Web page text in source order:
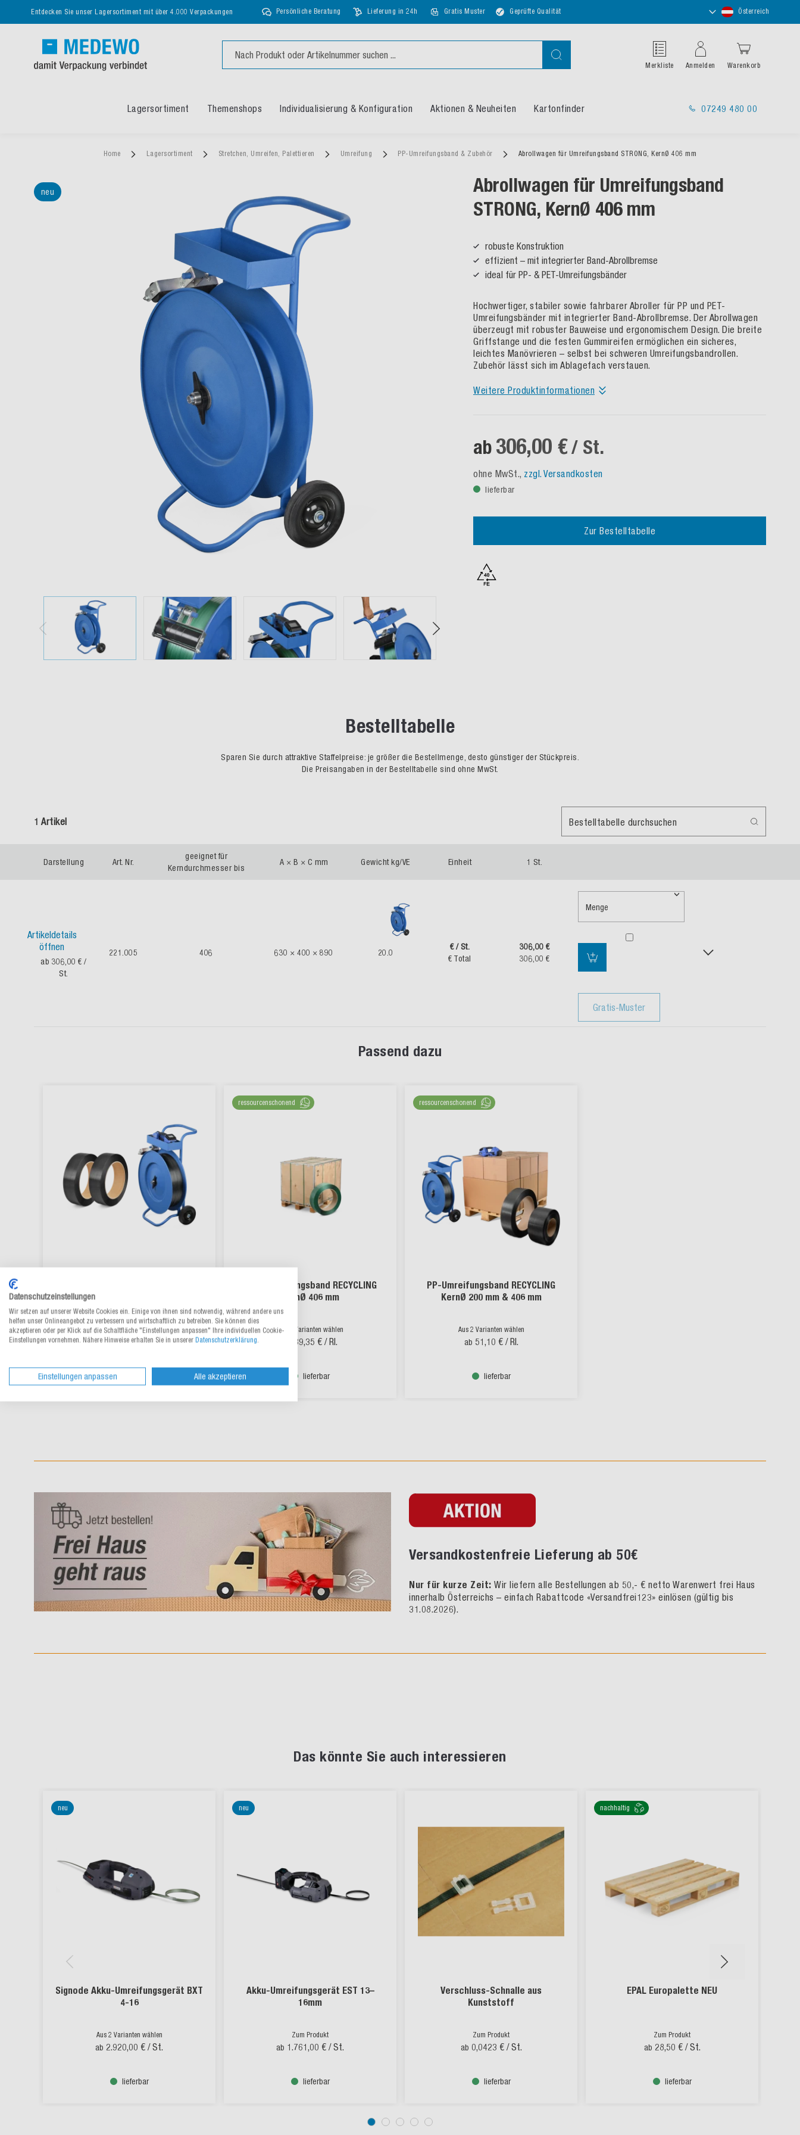
Entdecken Sie unser Lagersortiment mit über 4.000 Verpackungen Persönliche Beratung Lieferung in 24h Gratis Muster Geprüfte Qualität
Store
auswählen
Österreich
Suche
Merkliste Anmelden Warenkorb
Lagersortiment Themenshops Individualisierung & Konfiguration Aktionen & Neuheiten Kartonfinder 07249 480 00
Home Lagersortiment Stretchen, Umreifen, Palettieren Umreifung PP-Umreifungsband & Zubehör Abrollwagen für Umreifungsband STRONG, KernØ 406 mm
neu
Abrollwagen für Umreifungsband
STRONG, KernØ 406 mm
robuste Konstruktion
effizient – mit integrierter Band-Abrollbremse
ideal für PP- & PET-Umreifungsbänder
Hochwertiger, stabiler sowie fahrbarer Abroller für PP und PET-
Umreifungsbänder mit integrierter Band-Abrollbremse. Der Abrollwagen
überzeugt mit robuster Bauweise und ergonomischem Design. Die breite
Griffstange und die festen Gummireifen ermöglichen ein sicheres,
leichtes Manövrieren – selbst bei schweren Umreifungsbandrollen.
Zubehör lässt sich im Ablagefach verstauen.
Weitere Produktinformationen
ab 306,00 €/ St.
ohne MwSt., zzgl. Versandkosten
lieferbar
Zur Bestelltabelle
Bestelltabelle
Sparen Sie durch attraktive Staffelpreise: je größer die Bestellmenge, desto günstiger der Stückpreis.
Die Preisangaben in der Bestelltabelle sind ohne MwSt.
1 Artikel Bestelltabelle durchsuchen
Darstellung Art. Nr.
geeignet für
Kerndurchmesser bis
A × B × C mm Gewicht kg/VE Einheit 1 St.
Artikeldetails
öffnen
ab 306,00 €/
St.
221.005 406 630 × 400 × 890 20.0
€ / St.
€ Total
306,00 €
306,00 €
Menge
Gratis-Muster
Passend dazu
Aus 4 Varianten wählen
ab 56,60 € / Rl.
ressourcenschonend
PET-Umreifungsband RECYCLING
KernØ 406 mm
Aus 6 Varianten wählen
89,35 € / Rl.
lieferbar
ressourcenschonend
PP-Umreifungsband RECYCLING
KernØ 200 mm & 406 mm
Aus 2 Varianten wählen
ab 51,10 € / Rl.
lieferbar
Versandkostenfreie Lieferung ab 50€
Nur für kurze Zeit: Wir liefern alle Bestellungen ab 50,- € netto Warenwert frei Haus
innerhalb Österreichs – einfach Rabattcode «Versandfrei123» einlösen (gültig bis
31.08.2026).
Das könnte Sie auch interessieren
neu
Signode Akku-Umreifungsgerät BXT
4-16
Aus 2 Varianten wählen
ab 2.920,00 € / St.
lieferbar
neu
Akku-Umreifungsgerät EST 13–
16mm
Zum Produkt
ab 1.761,00 € / St.
lieferbar
Verschluss-Schnalle aus
Kunststoff
Zum Produkt
ab 0,0423 € / St.
lieferbar
nachhaltig
EPAL Europalette NEU
Zum Produkt
ab 28,50 € / St.
lieferbar
Datenschutzeinstellungen
Wir setzen auf unserer Website Cookies ein. Einige von ihnen sind notwendig, während andere uns
helfen unser Onlineangebot zu verbessern und wirtschaftlich zu betreiben. Sie können dies
akzeptieren oder per Klick auf die Schaltfläche "Einstellungen anpassen" Ihre individuellen Cookie-
Einstellungen vornehmen. Nähere Hinweise erhalten Sie in unserer Datenschutzerklärung.
Einstellungen anpassen Alle akzeptieren